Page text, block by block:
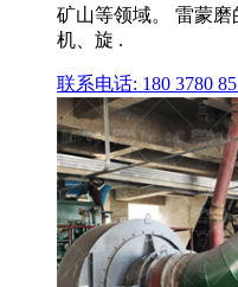
矿山等领域。 雷蒙
机、旋 .
联系电话: 180 3780